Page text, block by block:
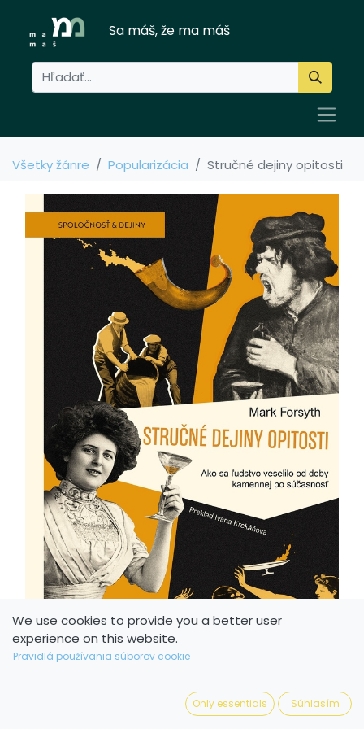
Sa máš, že ma máš
Všetky žánre Popularizácia Stručné dejiny opitosti
We use cookies to provide you a better user
experience on this website.
Pravidlá používania súborov cookie
Only essentials Súhlasím